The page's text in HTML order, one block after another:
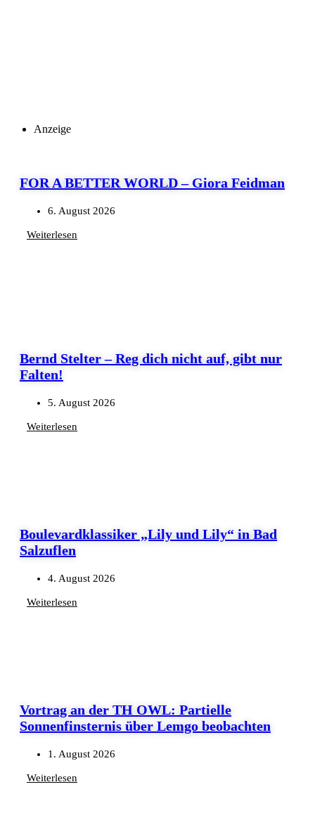
Anzeige
FOR A BETTER WORLD – Giora Feidman
6. August 2026
Weiterlesen
Bernd Stelter – Reg dich nicht auf, gibt nur
Falten!
5. August 2026
Weiterlesen
Boulevardklassiker „Lily und Lily“ in Bad
Salzuflen
4. August 2026
Weiterlesen
Vortrag an der TH OWL: Partielle
Sonnenfinsternis über Lemgo beobachten
1. August 2026
Weiterlesen